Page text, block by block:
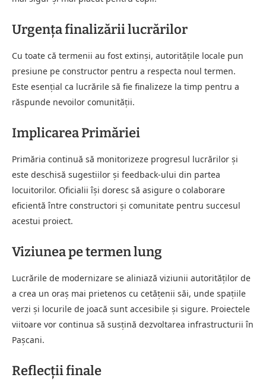
Urgența finalizării lucrărilor
Cu toate că termenii au fost extinși, autoritățile locale pun
presiune pe constructor pentru a respecta noul termen.
Este esențial ca lucrările să fie finalizeze la timp pentru a
răspunde nevoilor comunității.
Implicarea Primăriei
Primăria continuă să monitorizeze progresul lucrărilor și
este deschisă sugestiilor și feedback-ului din partea
locuitorilor. Oficialii își doresc să asigure o colaborare
eficientă între constructori și comunitate pentru succesul
acestui proiect.
Viziunea pe termen lung
Lucrările de modernizare se aliniază viziunii autorităților de
a crea un oraș mai prietenos cu cetățenii săi, unde spațiile
verzi și locurile de joacă sunt accesibile și sigure. Proiectele
viitoare vor continua să susțină dezvoltarea infrastructurii în
Pașcani.
Reflecții finale